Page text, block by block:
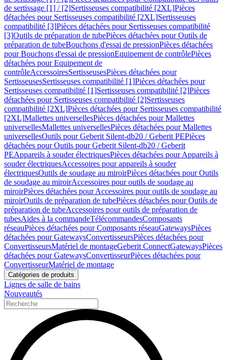
de sertissage [1] / [2]Sertisseuses compatibilité [2XL]Pièces
détachées pour Sertisseuses compatibilité [2XL]Sertisseuses
compatibilité [3]Pièces détachées pour Sertisseuses compatibilité
[3]Outils de préparation de tubePièces détachées pour Outils de
préparation de tubeBouchons d'essai de pressionPièces détachées
pour Bouchons d'essai de pressionEquipement de contrôlePièces
détachées pour Equipement de
contrôleAccessoiresSertisseusesPièces détachées pour
SertisseusesSertisseuses compatibilité [1]Pièces détachées pour
Sertisseuses compatibilité [1]Sertisseuses compatibilité [2]Pièces
détachées pour Sertisseuses compatibilité [2]Sertisseuses
compatibilité [2XL]Pièces détachées pour Sertisseuses compatibilité
[2XL]Mallettes universellesPièces détachées pour Mallettes
universellesMallettes universellesPièces détachées pour Mallettes
universellesOutils pour Geberit Silent-db20 / Geberit PEPièces
détachées pour Outils pour Geberit Silent-db20 / Geberit
PEAppareils à souder électriquesPièces détachées pour Appareils à
souder électriquesAccessoires pour appareils à souder
électriquesOutils de soudage au miroirPièces détachées pour Outils
de soudage au miroirAccessoires pour outils de soudage au
miroirPièces détachées pour Accessoires pour outils de soudage au
miroirOutils de préparation de tubePièces détachées pour Outils de
préparation de tubeAccessoires pour outils de préparation de
tubesAides à la commandeTélécommandesComposants
réseauPièces détachées pour Composants réseauGatewaysPièces
détachées pour GatewaysConvertisseursPièces détachées pour
ConvertisseursMatériel de montageGeberit ConnectGatewaysPièces
détachées pour GatewaysConvertisseurPièces détachées pour
ConvertisseurMatériel de montage
Catégories de produits
Lignes de salle de bains
Nouveautés